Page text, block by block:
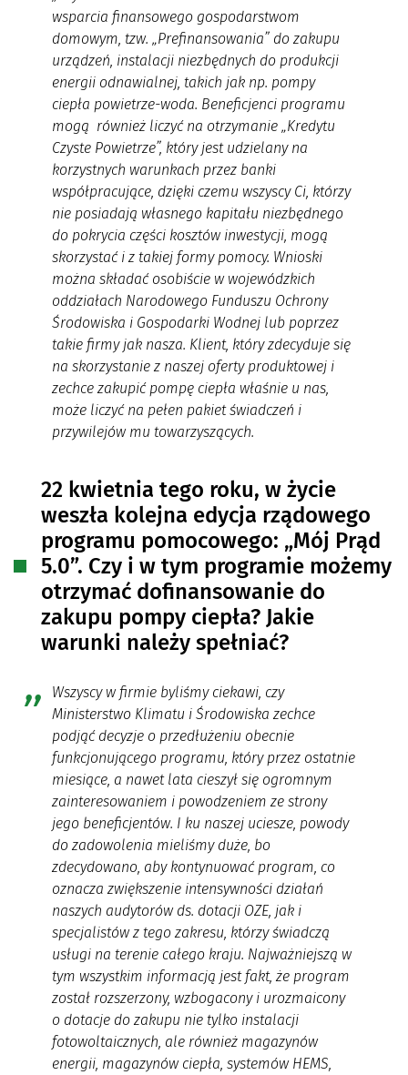
wsparcia finansowego gospodarstwom
domowym, tzw. „Prefinansowania” do zakupu
urządzeń, instalacji niezbędnych do produkcji
energii odnawialnej, takich jak np. pompy
ciepła powietrze-woda. Beneficjenci programu
mogą również liczyć na otrzymanie „Kredytu
Czyste Powietrze”, który jest udzielany na
korzystnych warunkach przez banki
współpracujące, dzięki czemu wszyscy Ci, którzy
nie posiadają własnego kapitału niezbędnego
do pokrycia części kosztów inwestycji, mogą
skorzystać i z takiej formy pomocy. Wnioski
można składać osobiście w wojewódzkich
oddziałach Narodowego Funduszu Ochrony
Środowiska i Gospodarki Wodnej lub poprzez
takie firmy jak nasza. Klient, który zdecyduje się
na skorzystanie z naszej oferty produktowej i
zechce zakupić pompę ciepła właśnie u nas,
może liczyć na pełen pakiet świadczeń i
przywilejów mu towarzyszących.
22 kwietnia tego roku, w życie
weszła kolejna edycja rządowego
programu pomocowego: „Mój Prąd
5.0”. Czy i w tym programie możemy
otrzymać dofinansowanie do
zakupu pompy ciepła? Jakie
warunki należy spełniać?
Wszyscy w firmie byliśmy ciekawi, czy
Ministerstwo Klimatu i Środowiska zechce
podjąć decyzje o przedłużeniu obecnie
funkcjonującego programu, który przez ostatnie
miesiące, a nawet lata cieszył się ogromnym
zainteresowaniem i powodzeniem ze strony
jego beneficjentów. I ku naszej uciesze, powody
do zadowolenia mieliśmy duże, bo
zdecydowano, aby kontynuować program, co
oznacza zwiększenie intensywności działań
naszych audytorów ds. dotacji OZE, jak i
specjalistów z tego zakresu, którzy świadczą
usługi na terenie całego kraju. Najważniejszą w
tym wszystkim informacją jest fakt, że program
został rozszerzony, wzbogacony i urozmaicony
o dotacje do zakupu nie tylko instalacji
fotowoltaicznych, ale również magazynów
energii, magazynów ciepła, systemów HEMS,